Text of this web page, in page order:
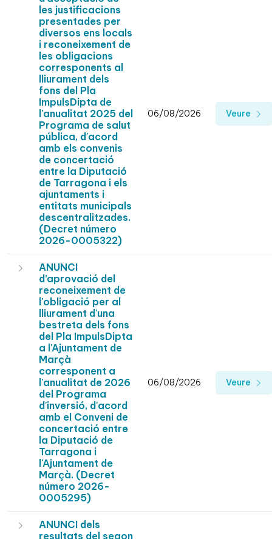
les justificacions
presentades per
diversos ens locals
i reconeixement de
les obligacions
corresponents al
lliurament dels
fons del Pla
ImpulsDipta de
l'anualitat 2025 del
Programa de salut
pública, d'acord
amb els convenis
de concertació
entre la Diputació
de Tarragona i els
ajuntaments i
entitats municipals
descentralitzades.
(Decret número
2026-0005322)
06/08/2026 Veure
ANUNCI
d’aprovació del
reconeixement de
l'obligació per al
lliurament d'una
bestreta dels fons
del Pla ImpulsDipta
a l'Ajuntament de
Marçà
corresponent a
l'anualitat de 2026
del Programa
d'inversió, d'acord
amb el Conveni de
concertació entre
la Diputació de
Tarragona i
l'Ajuntament de
Marçà. (Decret
número 2026-
0005295)
06/08/2026 Veure
ANUNCI dels
resultats del segon